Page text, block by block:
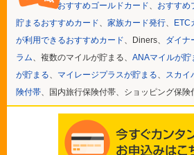
おすすめゴールドカード、 おすすめ
貯まるおすすめカード、 家族カード発行、 ETC
が利用できるおすすめカード、Diners、 ダイナ
ラム、複数のマイルが貯まる、 ANAマイルが貯
が貯まる、 マイレージプラスが貯まる、 スカイ
険付帯、国内旅行保険付帯、ショッピング保険